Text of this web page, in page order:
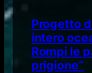
Progetto
intero
Rompi le
prigione”